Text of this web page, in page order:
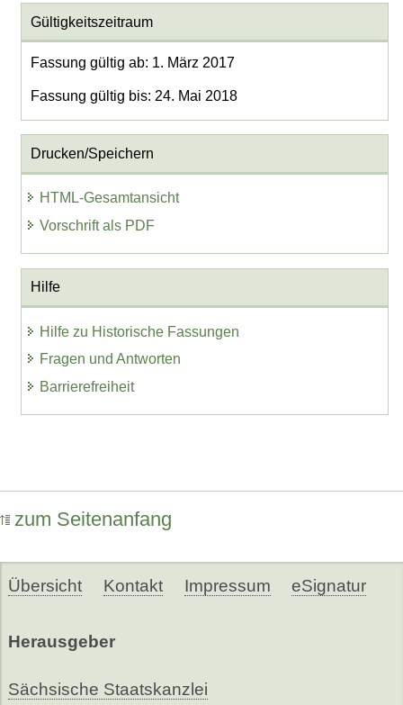
Gültigkeitszeitraum
Fassung gültig ab: 1. März 2017
Fassung gültig bis: 24. Mai 2018
Drucken/Speichern
HTML-Gesamtansicht
Vorschrift als PDF
Hilfe
Hilfe zu Historische Fassungen
Fragen und Antworten
Barrierefreiheit
zum Seitenanfang
Übersicht Kontakt Impressum eSignatur
Herausgeber
Sächsische Staatskanzlei